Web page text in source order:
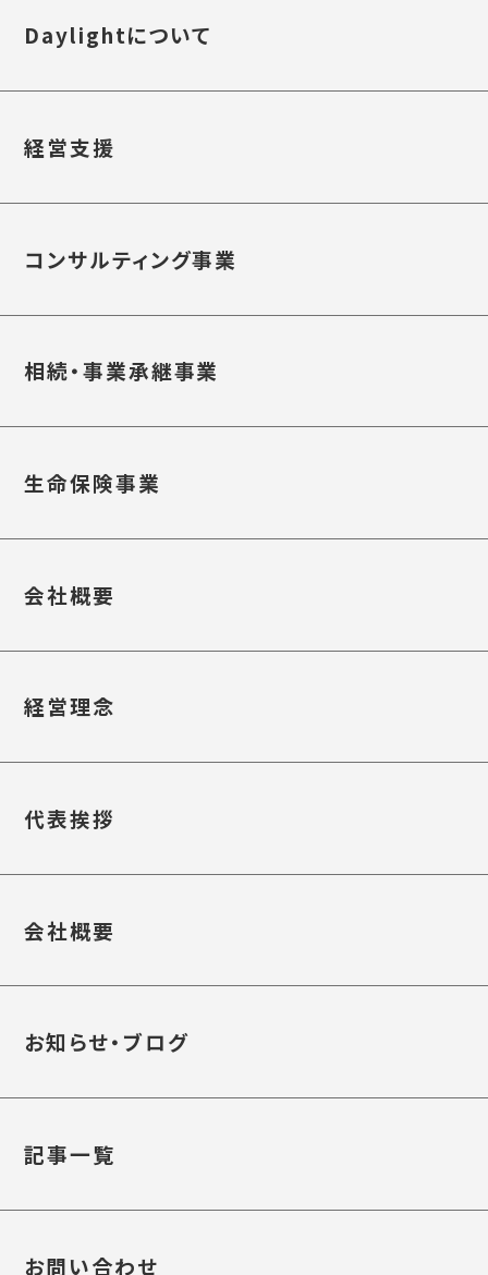
Daylightについて
経営支援
コンサルティング事業
相続・事業承継事業
生命保険事業
会社概要
経営理念
代表挨拶
会社概要
お知らせ・ブログ
記事一覧
お問い合わせ